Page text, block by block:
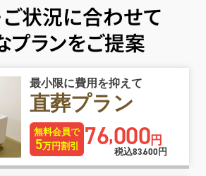
ご状況に合わせて
プランをご提案
最小限に費用を抑えて
直葬プラン
無料会員で
5万円割引 76,000円
税込83,600円